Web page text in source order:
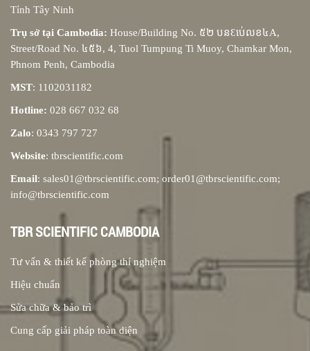
Tỉnh Tây Ninh
Trụ sở tại Cambodia: House/Building No. ៥២ បនƐប់េលខ៤A,
Street/Road No. ៤៥៦, 4, Tuol Tumpung Ti Muoy, Chamkar Mon,
Phnom Penh, Cambodia
MST: 1102031182
Hotline: 028 667 032 68
Zalo: 0343 797 727
Website: tbrscientific.com
Email: sales01@tbrscientific.com; order01@tbrscientific.com;
info@tbrscientific.com
TBR SCIENTIFIC CAMBODIA
Tư vấn & thiết kế phòng thí nghiệm
Hiệu chuẩn
Sửa chữa & bảo trì
Cung cấp giải pháp toàn diện